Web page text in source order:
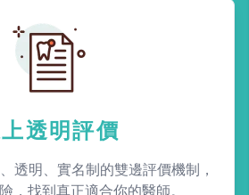
透明評價
透明、實名制的雙邊評價機制，
，找到真正適合你的醫師。